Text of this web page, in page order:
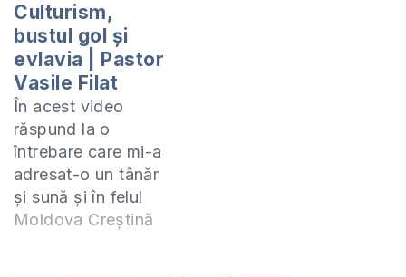
Culturism,
bustul gol și
evlavia | Pastor
Vasile Filat
În acest video
răspund la o
întrebare care mi-a
adresat-o un tânăr
și sună și în felul
următor: ”Este bine
Moldova Creștină